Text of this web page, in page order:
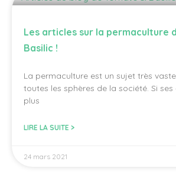
Les articles sur la permaculture
Basilic !
La permaculture est un sujet très
toutes les sphères de la société. Si
plus
LIRE LA SUITE >
24 mars 2021